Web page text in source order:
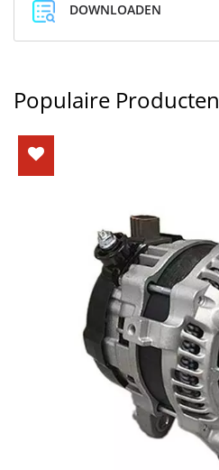
DOWNLOADEN
Populaire Producten